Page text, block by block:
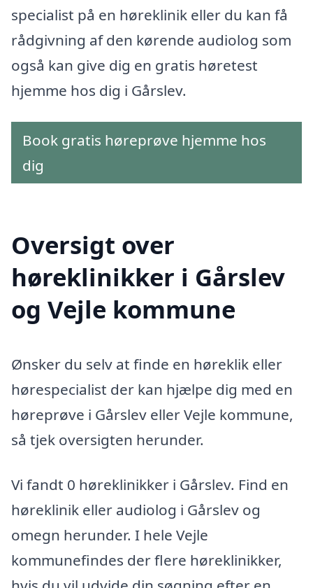
specialist på en høreklinik eller du kan få
rådgivning af den kørende audiolog som
også kan give dig en gratis høretest
hjemme hos dig i Gårslev.
Book gratis høreprøve hjemme hos
dig
Oversigt over
høreklinikker i Gårslev
og Vejle kommune
Ønsker du selv at finde en høreklik eller
hørespecialist der kan hjælpe dig med en
høreprøve i Gårslev eller Vejle kommune,
så tjek oversigten herunder.
Vi fandt 0 høreklinikker i Gårslev. Find en
høreklinik eller audiolog i Gårslev og
omegn herunder. I hele Vejle
kommunefindes der flere høreklinikker,